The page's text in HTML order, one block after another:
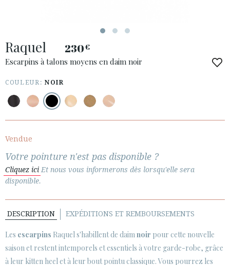
ESPAÑOL
PAYS: ČESKÁ REPUBLIKA
· EXPÉDITIONS
· TERMES ET CONDITIONS
· INFORMATION LÉGALE
ESPACE CLIENTS B2B
SECURE WEB SSL CERTIFICATE © 2026 PURA LOPEZ
Raquel 230€
Escarpins à talons moyens en daim noir
COULEUR:NOIR
Vendue
Votre pointure n'est pas disponible ?
Cliquez ici Et nous vous informerons dès lorsqu'elle sera
disponible.
DESCRIPTION EXPÉDITIONS ET REMBOURSEMENTS
Les escarpins Raquel s'habillent de daimnoir pour cette nouvelle
saison et restent intemporels et essentiels à votre garde-robe, grâce
à leur kitten heel et à leur bout pointu classique. Vous pourrez les